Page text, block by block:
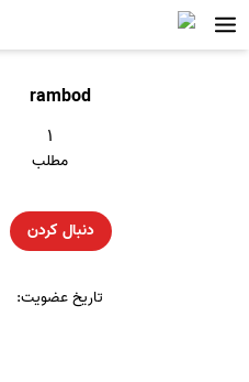
rambod
۱
مطلب
دنبال کردن
تاریخ عضویت: